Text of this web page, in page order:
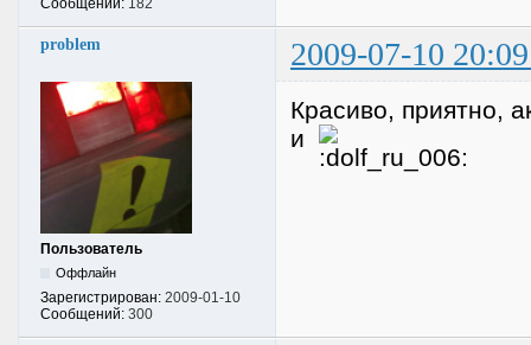
Сообщений: 182
problem 2009-07-10
Пользователь
Оффлайн
Зарегистрирован: 2009-01-10
Сообщений: 300
Красиво, приятно,
и